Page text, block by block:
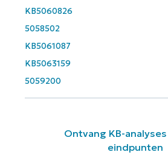
KB5060826
5058502
KB5061087
KB5063159
5059200
Ontvang KB-
eindpunten
Company
name*